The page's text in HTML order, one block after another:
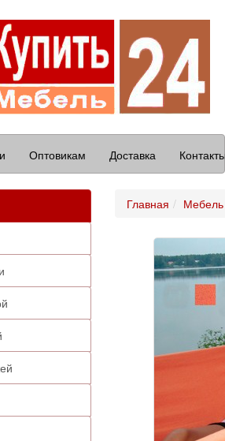
Оптовикам Доставка
Главная